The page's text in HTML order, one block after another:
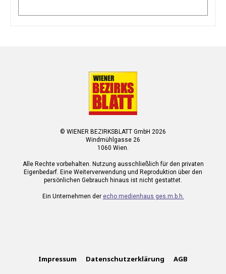
© WIENER BEZIRKSBLATT GmbH 2026
Windmühlgasse 26
1060 Wien.
Alle Rechte vorbehalten. Nutzung ausschließlich für den privaten
Eigenbedarf. Eine Weiterverwendung und Reproduktion über den
persönlichen Gebrauch hinaus ist nicht gestattet.
Ein Unternehmen der echo medienhaus ges.m.b.h.
Impressum Datenschutzerklärung AGB